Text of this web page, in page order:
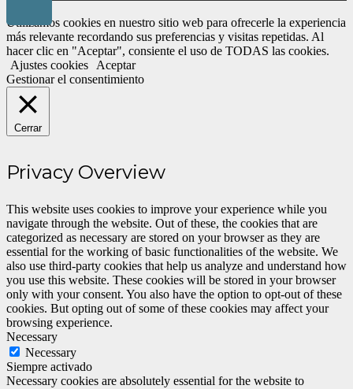
Utilizamos cookies en nuestro sitio web para ofrecerle la experiencia
más relevante recordando sus preferencias y visitas repetidas. Al
hacer clic en "Aceptar", consiente el uso de TODAS las cookies.
Ajustes cookies
Aceptar
Gestionar el consentimiento
Cerrar
Privacy Overview
This website uses cookies to improve your experience while you
navigate through the website. Out of these, the cookies that are
categorized as necessary are stored on your browser as they are
essential for the working of basic functionalities of the website. We
also use third-party cookies that help us analyze and understand how
you use this website. These cookies will be stored in your browser
only with your consent. You also have the option to opt-out of these
cookies. But opting out of some of these cookies may affect your
browsing experience.
Necessary
Necessary
Siempre activado
Necessary cookies are absolutely essential for the website to